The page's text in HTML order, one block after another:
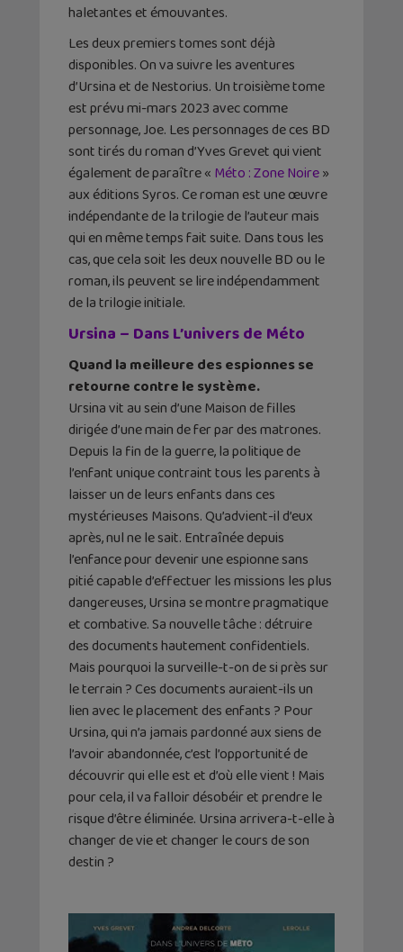
haletantes et émouvantes.
Les deux premiers tomes sont déjà
disponibles. On va suivre les aventures
d’Ursina et de Nestorius. Un troisième tome
est prévu mi-mars 2023 avec comme
personnage, Joe. Les personnages de ces BD
sont tirés du roman d’Yves Grevet qui vient
également de paraître « Méto : Zone Noire»
aux éditions Syros. Ce roman est une œuvre
indépendante de la trilogie de l’auteur mais
qui en même temps fait suite. Dans tous les
cas, que cela soit les deux nouvelle BD ou le
roman, ils peuvent se lire indépendamment
de la trilogie initiale.
Ursina – Dans L’univers de Méto
Quand la meilleure des espionnes se
retourne contre le système.
Ursina vit au sein d’une Maison de filles
dirigée d’une main de fer par des matrones.
Depuis la fin de la guerre, la politique de
l’enfant unique contraint tous les parents à
laisser un de leurs enfants dans ces
mystérieuses Maisons. Qu’advient-il d’eux
après, nul ne le sait. Entraînée depuis
l’enfance pour devenir une espionne sans
pitié capable d’effectuer les missions les plus
dangereuses, Ursina se montre pragmatique
et combative. Sa nouvelle tâche : détruire
des documents hautement confidentiels.
Mais pourquoi la surveille-t-on de si près sur
le terrain ? Ces documents auraient-ils un
lien avec le placement des enfants ? Pour
Ursina, qui n’a jamais pardonné aux siens de
l’avoir abandonnée, c’est l’opportunité de
découvrir qui elle est et d’où elle vient ! Mais
pour cela, il va falloir désobéir et prendre le
risque d’être éliminée. Ursina arrivera-t-elle à
changer de vie et changer le cours de son
destin ?